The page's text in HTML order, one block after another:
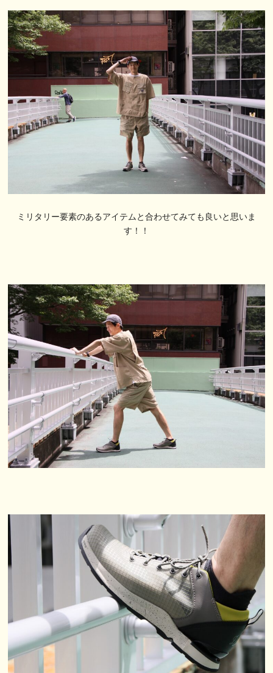
ミリタリー要素のあるアイテムと合わせてみても良いと思いま
す！！